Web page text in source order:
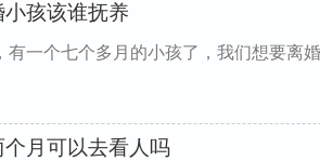
孩该谁抚养
有一个七个多月的小孩了，我们想要离
月可以去看人吗